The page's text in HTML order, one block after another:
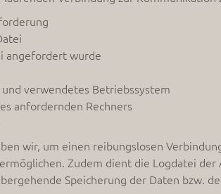
angefordert wurde
verwendetes Betriebssystem
anfordernden Rechners
wir, um einen reibungslosen
Zudem dient die Logdatei
Speicherung der Daten bzw.